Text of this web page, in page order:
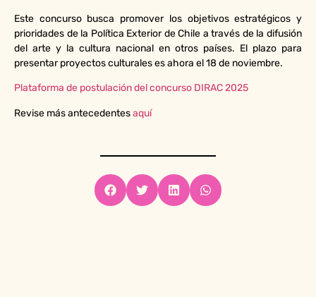
Este concurso busca promover los objetivos estratégicos y
prioridades de la Política Exterior de Chile a través de la difusión
del arte y la cultura nacional en otros países. El plazo para
presentar proyectos culturales es ahora el 18 de noviembre.
Plataforma de postulación del concurso DIRAC 2025
Revise más antecedentesaquí